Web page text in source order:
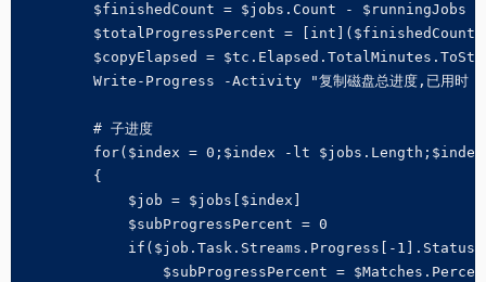
        $finishedCount = $jobs.Count - $runningJobs
$totalProgressPercent = [int]($finishedCount
$copyElapsed =
Write-Progress -Activity "复制磁盘总进度,已用
        # 子进度
for($index = 0;$index -lt
        {
            $job = $jobs[$index]
            $subProgressPercent = 0
if($job.Task.Streams.Progress[-
$subProgressPercent =